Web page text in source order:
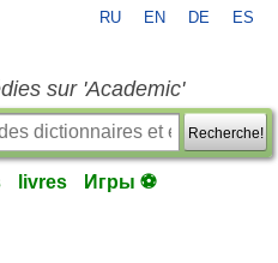
RU EN DE ES
sur 'Academic'
Recherche!
livres Игры ⚽